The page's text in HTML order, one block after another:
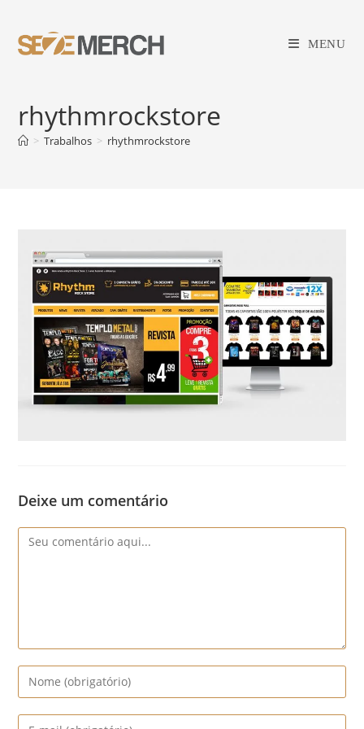
MENU
rhythmrockstore
> Trabalhos > rhythmrockstore
Deixe um comentário
Comentário
Digite
seu
nome
Digite